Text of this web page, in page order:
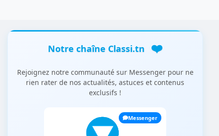
Notre chaîne Classi.tn ❤️
Rejoignez notre communauté sur Messenger pour ne
rien rater de nos actualités, astuces et contenus
exclusifs !
Messenger